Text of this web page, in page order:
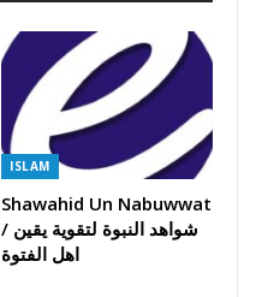
ISLAM
Shawahid Un Nabuwwat
/ شواھد النبوة لتقویة یقین
اھل الفتوة